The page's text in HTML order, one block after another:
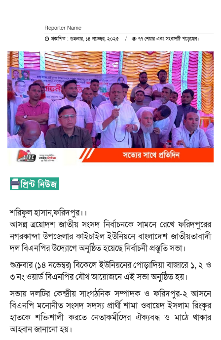
Reporter Name
প্রকাশিত : শুক্রবার, ১৪ নভেম্বর, ২০২৫ ৭৭ শেয়ার এবং সংবাদটি পড়েছেন।
শরিফুল হাসান,ফরিদপুর।।
আসন্ন ত্রয়োদশ জাতীয় সংসদ নির্বাচনকে সামনে রেখে ফরিদপুরের
নগরকান্দা উপজেলার কাইচাইল ইউনিয়নে বাংলাদেশ জাতীয়তাবাদী
দল বিএনপির উদ্যোগে অনুষ্ঠিত হয়েছে নির্বাচনী প্রস্তুতি সভা।
শুক্রবার (১৪ নভেম্বর) বিকেলে ইউনিয়নের পোড়াদিয়া বাজারে ১, ২ ও
৩ নং ওয়ার্ড বিএনপির যৌথ আয়োজনে এই সভা অনুষ্ঠিত হয়।
সভায় দলটির কেন্দ্রীয় সাংগঠনিক সম্পাদক ও ফরিদপুর-২ আসনে
বিএনপি মনোনীত সংসদ সদস্য প্রার্থী শামা ওবায়েদ ইসলাম রিংকুর
হাতকে শক্তিশালী করতে নেতাকর্মীদের ঐক্যবদ্ধ ও মাঠে থাকার
আহ্বান জানানো হয়।